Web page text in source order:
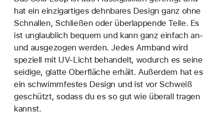
hat ein einzigartiges dehn­bares Design ganz ohne
Schnallen, Schließen oder überlappende Teile. Es
ist unglaublich bequem und kann ganz einfach an‑
und ausgezogen werden. Jedes Armband wird
speziell mit UV-Licht behandelt, wodurch es seine
seidige, glatte Oberfläche erhält. Außerdem hat es
ein schwimmfestes Design und ist vor Schweiß
geschützt, sodass du es so gut wie überall tragen
kannst.